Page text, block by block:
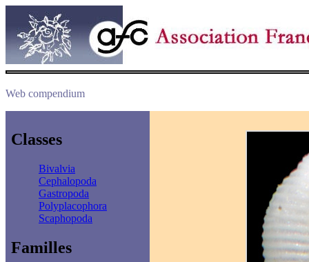
Web compendium
Classes
Bivalvia
Cephalopoda
Gastropoda
Polyplacophora
Scaphopoda
Familles